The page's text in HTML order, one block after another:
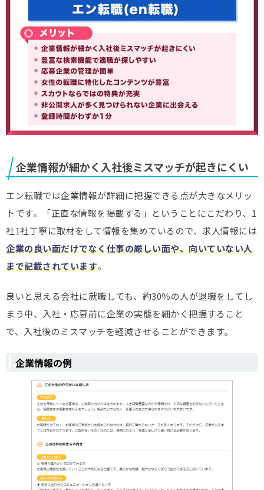
企業情報が細かく入社後ミスマッチが起きにくい
エン転職では企業情報が詳細に把握できる点が大きなメリッ
トです。「正直な情報を掲載する」ということにこだわり、1
社1社丁寧に取材をして情報を集めているので、求人情報には
企業の良い面だけでなく仕事の厳しい面や、向いていない人
まで記載されています。
良いと思える会社に就職しても、約30％の人が退職をしてし
まう中、入社・応募前に企業の実態を細かく把握すること
で、入社後のミスマッチを軽減させることができます。
企業情報の例